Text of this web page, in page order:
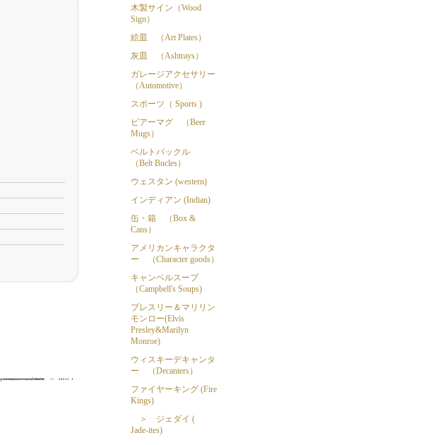
木製サイン（Wood
Sign）
絵皿 （Art Plates）
灰皿 （Ashtrays）
ガレージアクセサリー
（Automotive）
スポーツ（ Sports )
ビアーマグ （Beer
Mugs）
ベルトバックル
（Belt Bucles）
ウェスタン (western)
インディアン (Indian)
缶・箱 （Box &
Cans）
アメリカンキャラクタ
ー （Character goods）
キャンベルスープ
（Campbell's Soups)
プレスリー＆マリリン
モンロー(Elvis
Presley&Marilyn
Monroe)
ウィスキーデキャンタ
ー （Decanters）
ファイヤーキング (Fire
Kings)
＞ ジェダイ (
Jade-ites)